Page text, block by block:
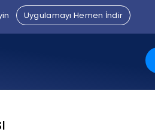
Uygulamayı Hemen İndir